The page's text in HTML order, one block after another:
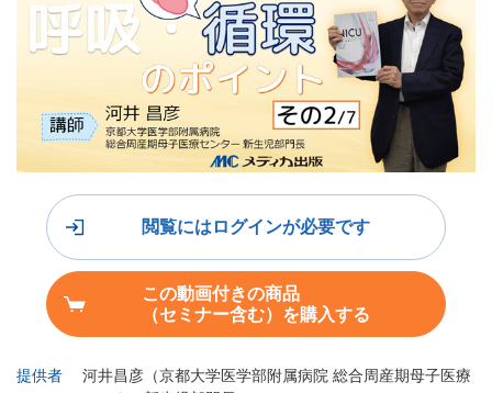
提供者
河井昌彦（京都大学医学部附属病院 総合周産期母子医療
閲覧にはログインが必要です
この動画付きの商品
（セミナー含む）を購入する